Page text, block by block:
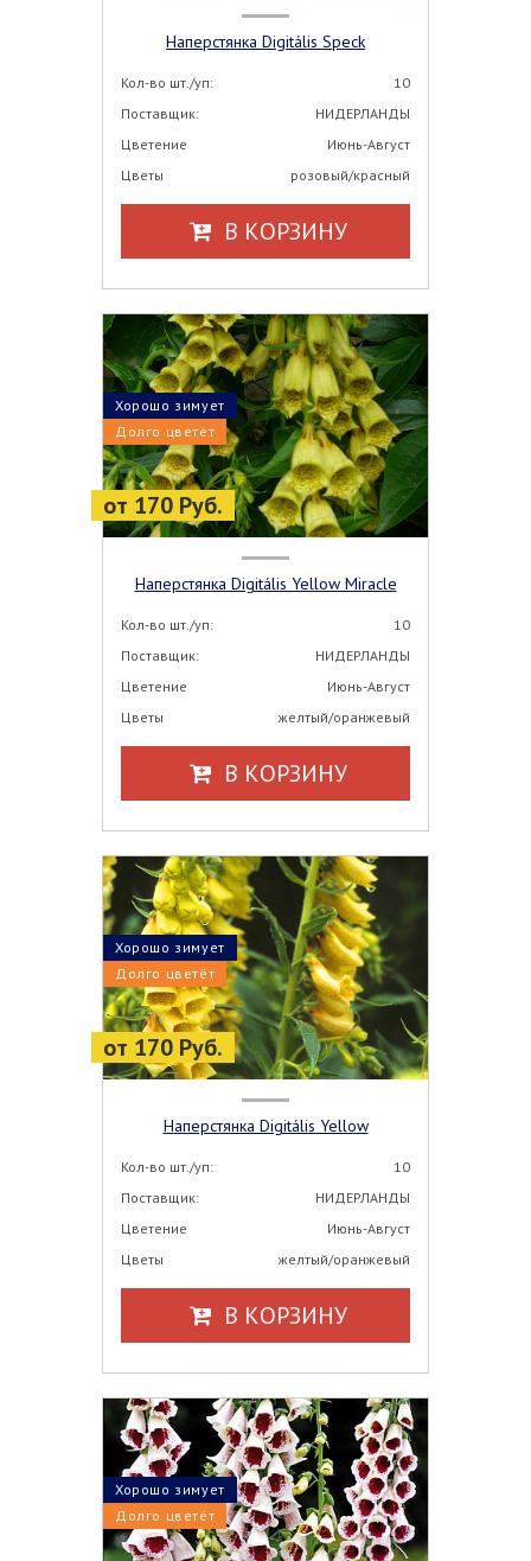
Наперстянка Digitális Speck
Кол-во шт./уп:
10
Поставщик:
НИДЕРЛАНДЫ
Цветение
Июнь-Август
Цветы
розовый/красный
В КОРЗИНУ
от 170 Руб.
Долго цветёт
Хорошо зимует
Наперстянка Digitális Yellow Miracle
Кол-во шт./уп:
10
Поставщик:
НИДЕРЛАНДЫ
Цветение
Июнь-Август
Цветы
желтый/оранжевый
В КОРЗИНУ
от 170 Руб.
Долго цветёт
Хорошо зимует
Наперстянка Digitális Yellow
Кол-во шт./уп:
10
Поставщик:
НИДЕРЛАНДЫ
Цветение
Июнь-Август
Цветы
желтый/оранжевый
В КОРЗИНУ
Долго цветёт
Хорошо зимует